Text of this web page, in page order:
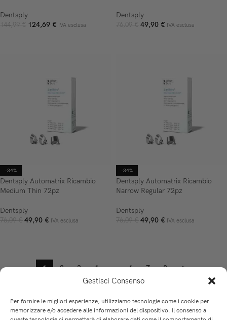
Gestisci Consenso
Per fornire le migliori esperienze, utilizziamo tecnologie come i cookie per
memorizzare e/o accedere alle informazioni del dispositivo. Il consenso a
Dentsply
144,99€ 124,69 € IVA esclusa
Dentsply
76,09€ 49,90 € IVA esclusa
-34%
Dentsply Automatrix Ricambio
Medium Thin 72pz
Dentsply
76,09€ 49,90 € IVA esclusa
-34%
Dentsply Automatrix Ricambio
Narrow Regular 72pz
Dentsply
76,09€ 49,90 € IVA esclusa
1 2 3 4 … 6 7 8 →